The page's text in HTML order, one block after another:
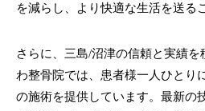
を減らし、より快適な生活を送る
さらに、三島/沼津の信頼と実績
わ整骨院では、患者様一人ひとり
の施術を提供しています。最新の